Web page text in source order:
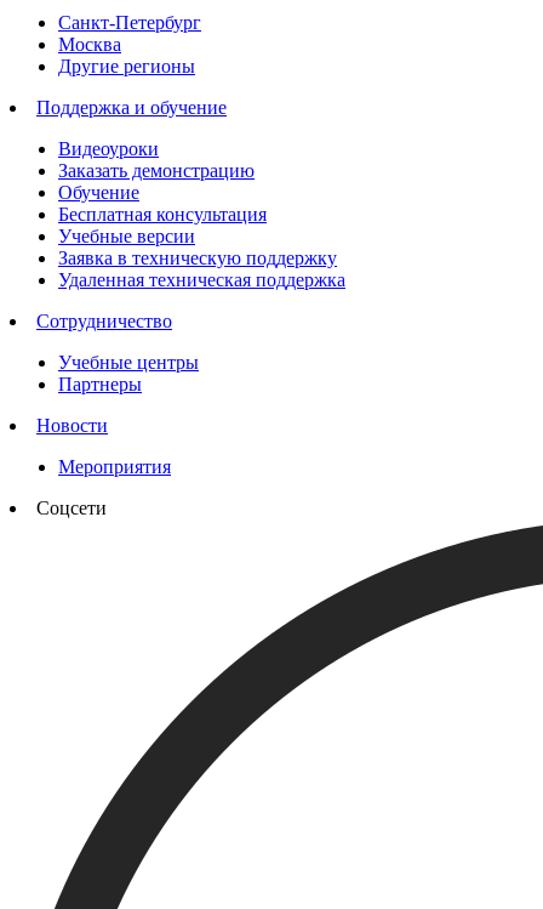
Санкт-Петербург
Москва
Другие регионы
Поддержка и обучение
Видеоуроки
Заказать демонстрацию
Обучение
Бесплатная консультация
Учебные версии
Заявка в техническую поддержку
Удаленная техническая поддержка
Сотрудничество
Учебные центры
Партнеры
Новости
Мероприятия
Соцсети